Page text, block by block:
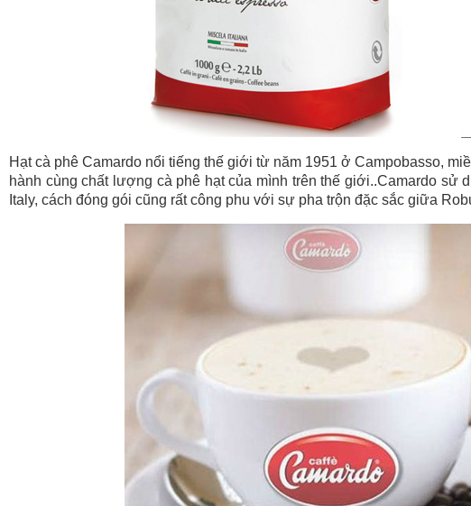
Hạt cà phê Camardo nổi tiếng thế giới từ năm 1951 ở Campobasso,
hành cùng chất lượng cà phê hạt của mình trên thế giới..Camardo
Italy, cách đóng gói cũng rất công phu với sự pha trộn đặc sắc giữa